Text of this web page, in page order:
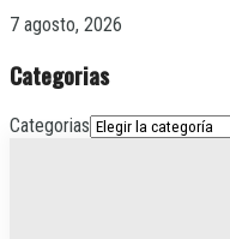
7 agosto, 2026
Categorias
Categorias